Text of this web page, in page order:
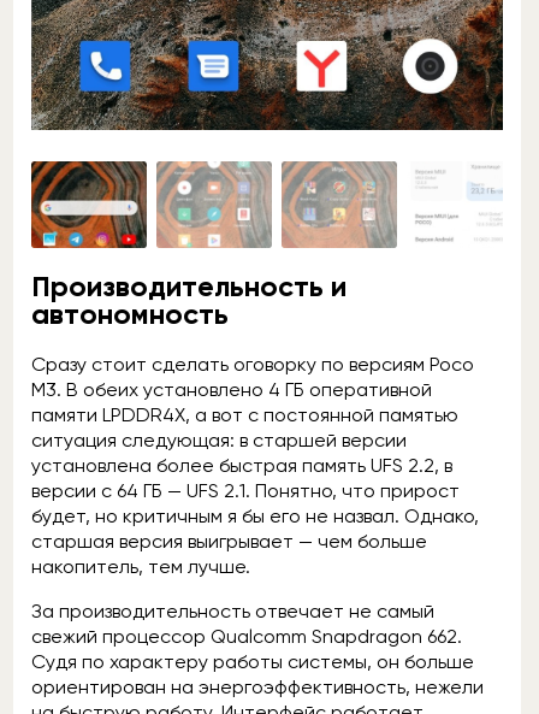
Производительность и
автономность
Сразу стоит сделать оговорку по версиям Poco
M3. В обеих установлено 4 ГБ оперативной
памяти LPDDR4X, а вот с постоянной памятью
ситуация следующая: в старшей версии
установлена более быстрая память UFS 2.2, в
версии с 64 ГБ — UFS 2.1. Понятно, что прирост
будет, но критичным я бы его не назвал. Однако,
старшая версия выигрывает — чем больше
накопитель, тем лучше.
За производительность отвечает не самый
свежий процессор Qualcomm Snapdragon 662.
Судя по характеру работы системы, он больше
ориентирован на энергоэффективность, нежели